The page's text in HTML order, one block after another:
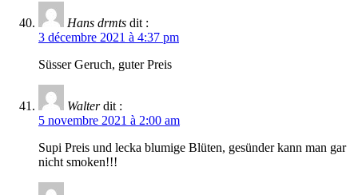
Hans drmts dit :
3 décembre 2021 à 4:37 pm
Süsser Geruch, guter Preis
Walter dit :
5 novembre 2021 à 2:00 am
Supi Preis und lecka blumige Blüten, gesünder kann man gar
nicht smoken!!!